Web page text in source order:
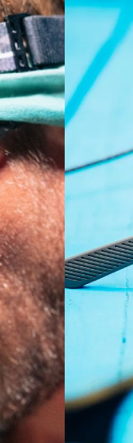
ajustarse a
medios
el mejor
que